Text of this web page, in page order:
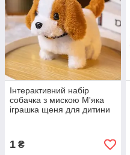
Інтерактивний набір
собачка з мискою М'яка
іграшка щеня для дитини
1 ₴